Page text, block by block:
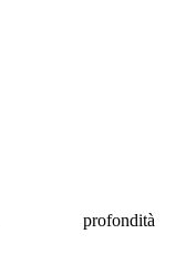
profondità